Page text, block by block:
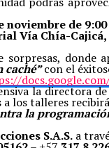
noviembre de
Vía Chía-
donde
caché”con el
la directora
los talleres
la
S.A.S. a